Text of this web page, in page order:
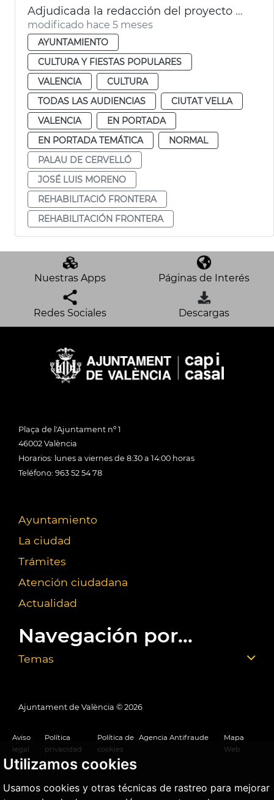
Utilizamos cookies
Usamos cookies y otras técnicas de rastreo para mejorar
Adjudicada la redacción del proyecto de rehabilitación de la frontera del Palacio de Cervelló
modificado hace 5 meses
AYUNTAMIENTO
CULTURA Y FIESTAS POPULARES
VALENCIA
CULTURA
TODAS LAS AUDIENCIAS
CIUTAT VELLA
VALENCIA
EN PORTADA
EN PORTADA TEMÁTICA
NORMAL
PALAU DE CERVELLÓ
JOSÉ LUIS MORENO
REHABILITACIÓ FRONTERA
REHABILITACIÓN FRONTERA
Nuestras Apps Páginas de Interés
Redes Sociales Descargas
Plaça de l'Ajuntament nº 1
46002 València
Horarios: lunes a viernes de 8:30 a 14:00 horas
Teléfono: 963 52 54 78
Ayuntamiento
La ciudad
Trámites
Atención ciudadana
Actualidad
Navegación por...
Temas
Ajuntament de València © 2026
Aviso
legal
Política
privacidad
Política de
cookies
Agencia Antifraude
Mapa
Web